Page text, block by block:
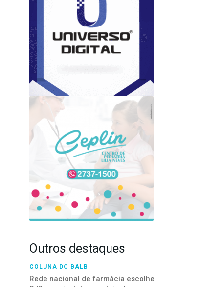
Outros destaques
COLUNA DO BALBI
Rede nacional de farmácia escolhe